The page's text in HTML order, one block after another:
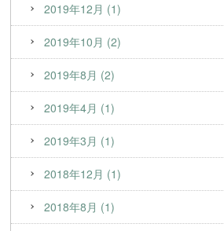
2019年12月 (1)
2019年10月 (2)
2019年8月 (2)
2019年4月 (1)
2019年3月 (1)
2018年12月 (1)
2018年8月 (1)